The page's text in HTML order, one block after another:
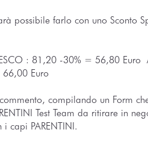
possibile farlo con uno Sconto
: 81,20 -30% = 56,80 Euro
Euro
compilando un Form
Test Team da ritirare in
capi PARENTINI.